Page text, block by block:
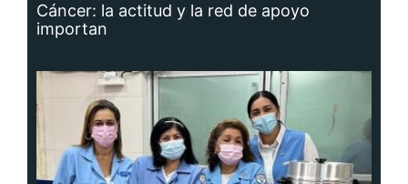
Cáncer: la actitud y la red de apoyo
importan